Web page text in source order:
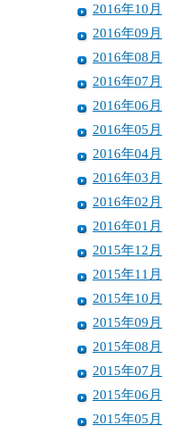
2016年10月
2016年09月
2016年08月
2016年07月
2016年06月
2016年05月
2016年04月
2016年03月
2016年02月
2016年01月
2015年12月
2015年11月
2015年10月
2015年09月
2015年08月
2015年07月
2015年06月
2015年05月